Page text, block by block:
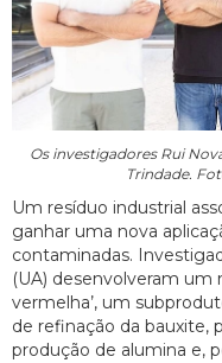
Os investigadores Rui
Trindade.
Um resíduo industrial
ganhar uma nova
contaminadas.
(UA) desenvolveram um
vermelha’, um
de refinação da bauxite,
produção de alumina e,